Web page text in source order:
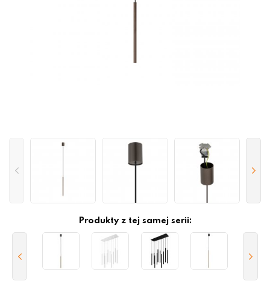
Produkty z tej samej serii: